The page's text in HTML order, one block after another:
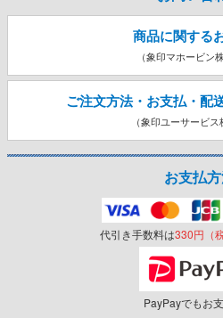
商品に関する
（象印マホービン
ご注文方法・お支払・配
（象印ユーサービス
お支払
代引き手数料は330円（
PayPayでもお